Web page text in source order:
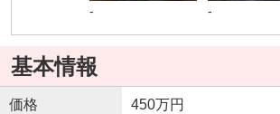
- -
基本情報
価格 450万円